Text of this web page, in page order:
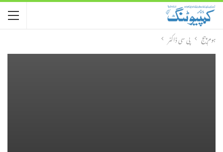
ہوم پیج پی سی ڈاکٹر